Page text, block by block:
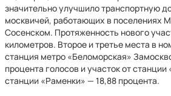
значительно улучшило транспортную
москвичей, работающих в поселениях
Сосенском. Протяженность нового
километров. Второе и третье места в
станция метро «Беломорская»
процента голосов и участок от
станции «Раменки» — 18,88 процента.